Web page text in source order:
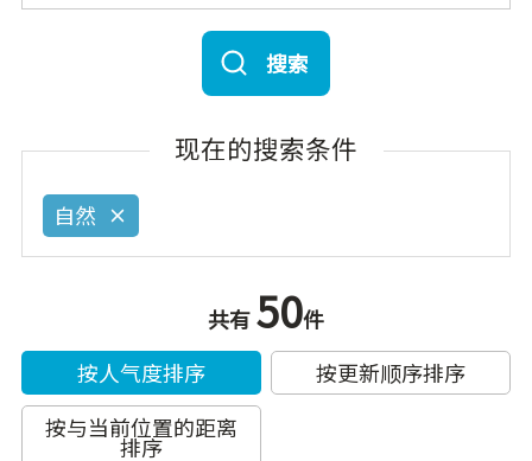
搜索
现在的搜索条件
自然
共有50件
按人气度排序
按更新顺序排序
按与当前位置的距离
排序